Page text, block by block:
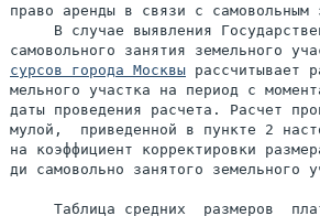
право аренды в связи с самовольным
В случае выявления
самовольного занятия земельного
сурсов города Москвы рассчитывает размер платы за право аренды зе-
мельного участка на период с момента выявления указанного факта до
даты проведения расчета. Расчет производится в соответствии с фор-
мулой,  приведенной в пункте 2 настоящего приложения, с умножением
на коэффициент корректировки размера платы в зависимости от площа-
ди самовольно занятого земельного участка Ксам. (таблица 6).
                                                        Таблица 1
     Таблица средних  размеров  платы  за  право аренды земельного
        участка в городе Москве по состоянию на 01.06.2004 года
+--------------------+-------------------------------------------+
|N территориально-   |Средние размеры платы за право долгосрочной|
|экономической зоны  |(49  лет)  аренды   земельного   участка   |
|(согласно приложению| (Сср.п.),тыс.руб./ га.                    |
|к Закону г.Москвы   +----------+--------------------------------+
|от 21.01.98  N  1)  |          | в подзонах повышенной ценности |
|                    |   в зоне | (в границах согласно           |
|                    |          | распоряжению  Мэра Москвы от   |
|                    |          | 25.09.98 N 980-РМ)             |
+--------------------+----------+--------------------------------+
|          1         |     2    |                3               |
+--------------------+----------+--------------------------------+
|          1         |   270 000|               330 000          |
+--------------------+----------+--------------------------------+
|          2         |   165 000|                                |
+--------------------+----------+--------------------------------+
|          3         |   165 000|                                |
+--------------------+----------+--------------------------------+
|          4         |   165 000|                                |
+--------------------+----------+--------------------------------+
|          5         |   165 000|                                |
+--------------------+----------+--------------------------------+
|          6         |   200 000|               220 000          |
+--------------------+----------+--------------------------------+
|          7         |   200 000|               220 000          |
+--------------------+----------+--------------------------------+
|          8         |   200 000|               220 000          |
+--------------------+----------+--------------------------------+
|          9         |   200 000|                                |
+--------------------+----------+--------------------------------+
|         10         |    35 000|                50 000          |
+--------------------+----------+--------------------------------+
|         11         |    27 000|